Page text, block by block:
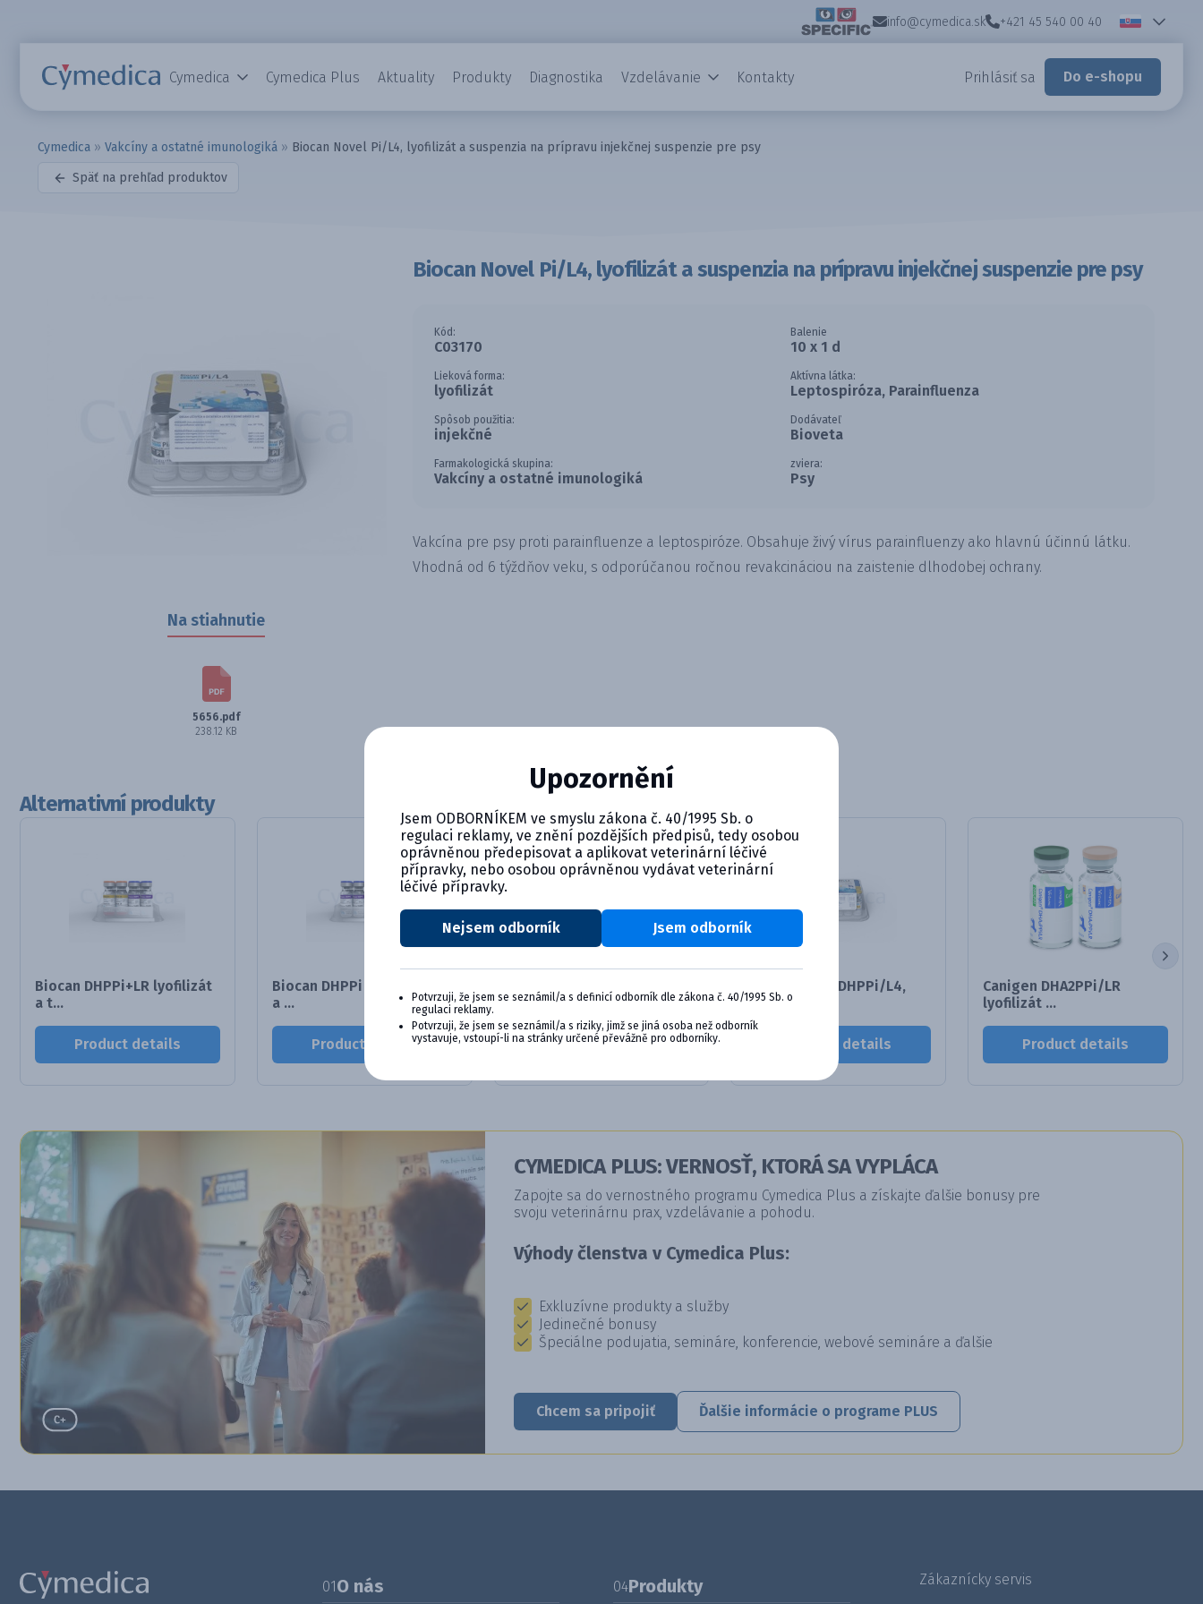
info@cymedica.sk +421 45 540 00 40
Cymedica Cymedica Plus Aktuality Produkty Diagnostika Vzdelávanie Kontakty Prihlásiť sa Do e-shopu
Cymedica » Vakcíny a ostatné imunologiká » Biocan Novel Pi/L4, lyofilizát a suspenzia na prípravu injekčnej suspenzie pre psy
Späť na prehľad produktov
Na stiahnutie
5656.pdf
238.12 KB
Biocan Novel Pi/L4, lyofilizát a suspenzia na prípravu injekčnej suspenzie pre psy
Kód:
C03170
Balenie
10 x 1 d
Lieková forma:
lyofilizát
Aktívna látka:
Leptospiróza, Parainfluenza
Spôsob použitia:
injekčné
Dodávateľ
Bioveta
Farmakologická skupina:
Vakcíny a ostatné imunologiká
zviera:
Psy
Vakcína pre psy proti parainfluenze a leptospiróze. Obsahuje živý vírus parainfluenzy ako hlavnú účinnú látku.
Vhodná od 6 týždňov veku, s odporúčanou ročnou revakcináciou na zaistenie dlhodobej ochrany.
Alternativní produkty
Biocan DHPPi+LR lyofilizát
a t...
Product details
Biocan DHPPi + L lyofilizát
a ...
Product details
lyofil...
Product details
Biocan Novel DHPPi/L4,
lyofili...
Product details
Canigen DHA2PPi/LR
lyofilizát ...
Product details
CYMEDICA PLUS: VERNOSŤ, KTORÁ SA VYPLÁCA
Zapojte sa do vernostného programu Cymedica Plus a získajte ďalšie bonusy pre
svoju veterinárnu prax, vzdelávanie a pohodu.
Výhody členstva v Cymedica Plus:
Exkluzívne produkty a služby
Jedinečné bonusy
Špeciálne podujatia, semináre, konferencie, webové semináre a ďalšie
Chcem sa pripojiť Ďalšie informácie o programe PLUS
01O nás 04Produkty Zákaznícky servis
Upozornění
Jsem ODBORNÍKEM ve smyslu zákona č. 40/1995 Sb. o
regulaci reklamy, ve znění pozdějších předpisů, tedy osobou
oprávněnou předepisovat a aplikovat veterinární léčivé
přípravky, nebo osobou oprávněnou vydávat veterinární
léčivé přípravky.
Nejsem odborník Jsem odborník
Potvrzuji, že jsem se seznámil/a s definicí odborník dle zákona č. 40/1995 Sb. o
regulaci reklamy.
Potvrzuji, že jsem se seznámil/a s riziky, jimž se jiná osoba než odborník
vystavuje, vstoupí-li na stránky určené převážně pro odborníky.